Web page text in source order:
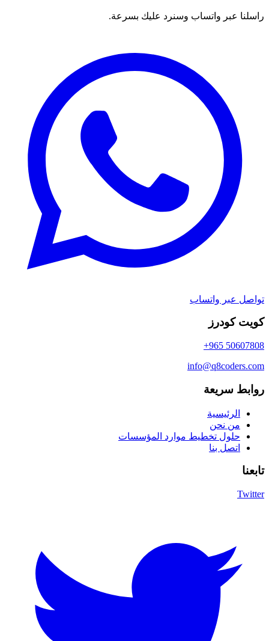
راسلنا عبر واتساب وسنرد عليك بسرعة.
تواصل عبر واتساب
كويت كودرز
+965 50607808
info@q8coders.com
روابط سريعة
الرئيسية
من نحن
حلول تخطيط موارد المؤسسات
اتصل بنا
تابعنا
Twitter